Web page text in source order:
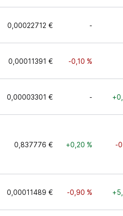
0,00022712 € -
0,00011391 € -0,10 %
0,00003301 € -
0,837776 € +0,20 % -
0,00011489 € -0,90 %